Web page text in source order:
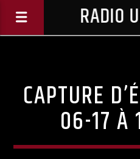
RADIO
CAPTURE
06-17 À